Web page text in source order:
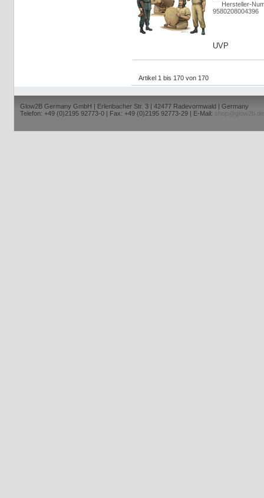
Hersteller-
9580208004396
UVP
Artikel 1 bis 170 von 170
Glow2B Germany GmbH | Erlenbacher Str. 3 | 42477 Radevormwald | Germany
Telefon: +49 (0)2195 92773-0 | Fax: +49 (0)2195 92773-29 | E-Mail:
shop@glow2b.de